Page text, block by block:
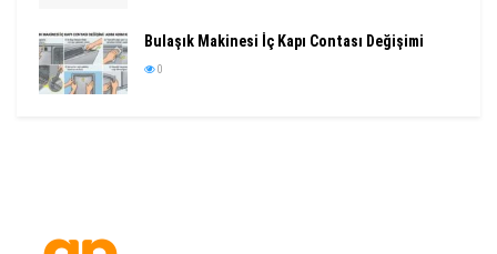
Bulaşık Makinesi İç Kapı Contası Değişimi
0